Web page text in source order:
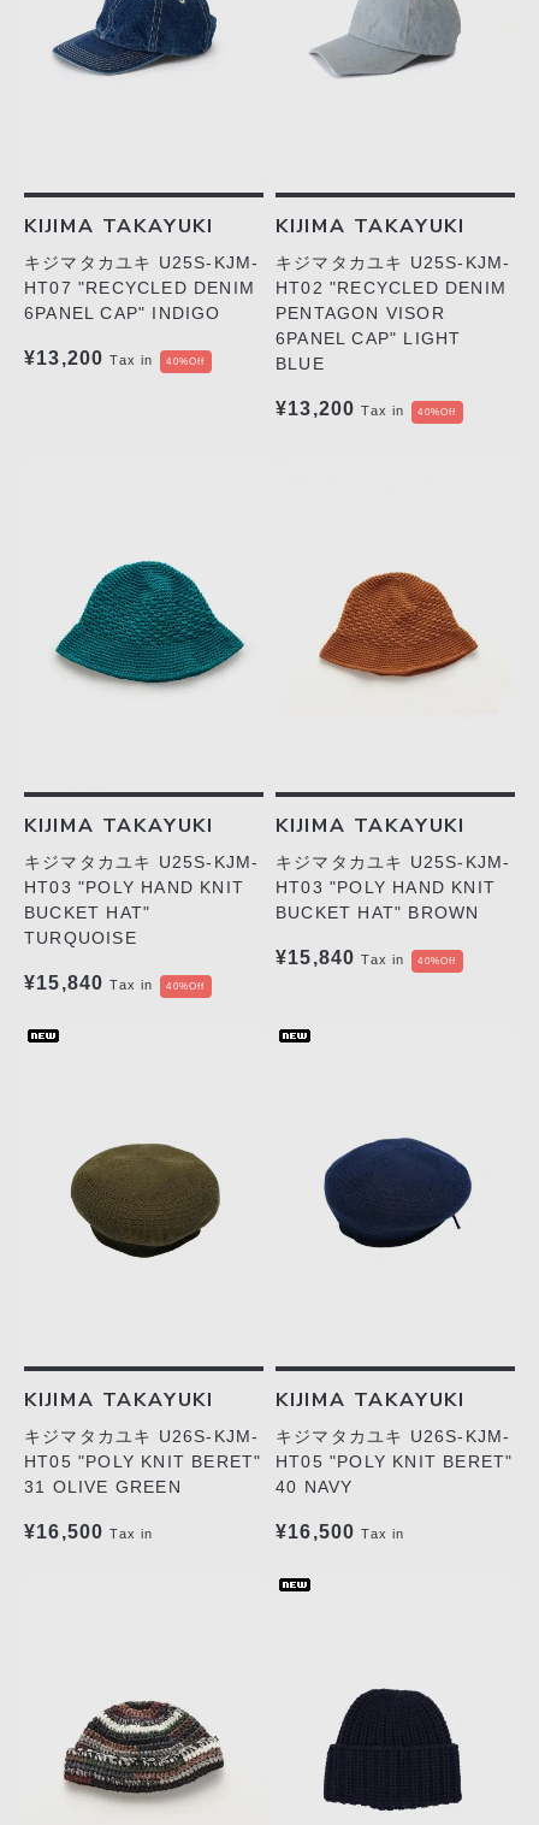
KIJIMA TAKAYUKI
キジマタカユキ U25S-KJM-
HT07 "RECYCLED DENIM
6PANEL CAP" INDIGO
¥13,200 Tax in 40%Off
KIJIMA TAKAYUKI
キジマタカユキ U25S-KJM-
HT02 "RECYCLED DENIM
PENTAGON VISOR
6PANEL CAP" LIGHT
BLUE
¥13,200 Tax in 40%Off
KIJIMA TAKAYUKI
キジマタカユキ U25S-KJM-
HT03 "POLY HAND KNIT
BUCKET HAT"
TURQUOISE
¥15,840 Tax in 40%Off
KIJIMA TAKAYUKI
キジマタカユキ U25S-KJM-
HT03 "POLY HAND KNIT
BUCKET HAT" BROWN
¥15,840 Tax in 40%Off
KIJIMA TAKAYUKI
キジマタカユキ U26S-KJM-
HT05 "POLY KNIT BERET"
31 OLIVE GREEN
¥16,500 Tax in
KIJIMA TAKAYUKI
キジマタカユキ U26S-KJM-
HT05 "POLY KNIT BERET"
40 NAVY
¥16,500 Tax in